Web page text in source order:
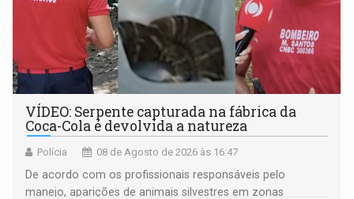
VÍDEO: Serpente capturada na fábrica da
Coca-Cola é devolvida a natureza
Polícia 08 de Agosto de 2026 às 16:47
De acordo com os profissionais responsáveis pelo
manejo, aparições de animais silvestres em zonas